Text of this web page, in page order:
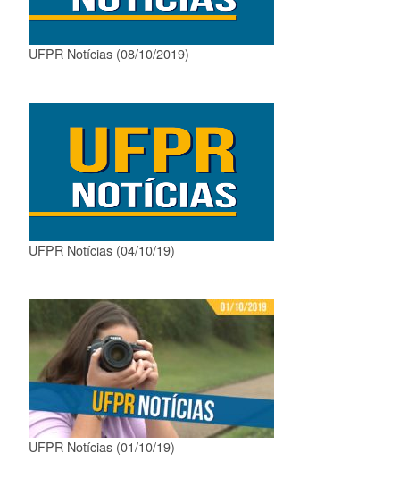
UFPR Notícias (08/10/2019)
UFPR Notícias (04/10/19)
UFPR Notícias (01/10/19)